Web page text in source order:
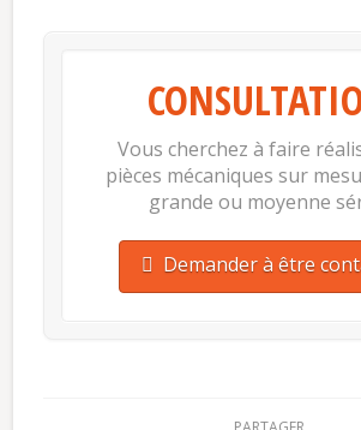
Vous cherchez à faire
pièces mécaniques sur
grande ou moyenne
Demander à être